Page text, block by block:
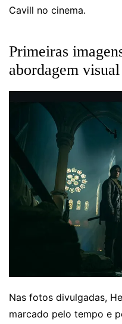
Cavill no cinema.
Primeiras
abordagem visual
Nas fotos divulgadas,
marcado pelo tempo e